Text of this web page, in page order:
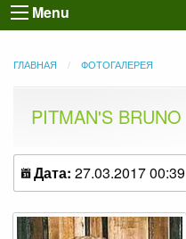
Menu
ГЛАВНАЯ ФОТОГАЛЕРЕЯ
PITMAN'S BRUNO
Дата: 27.03.2017 00:39